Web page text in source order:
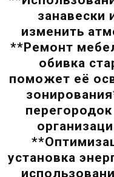
изменить
**Ремонт
обивка
поможет её
установка